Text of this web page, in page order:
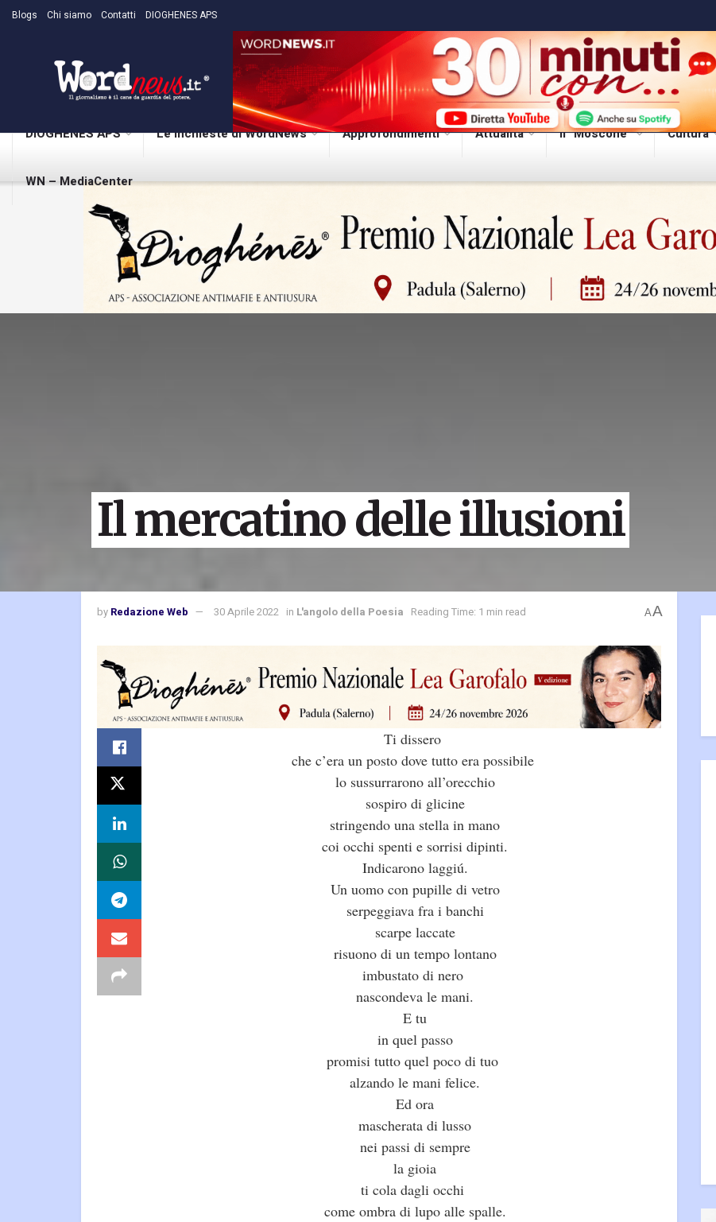
Blogs Chi siamo Contatti DIOGHENES APS
DIOGHENES APS Le inchieste di WordNews Approfondimenti Attualità Il “Moscone” Cultura
WN – MediaCenter
Il mercatino delle illusioni
by Redazione Web 30 Aprile 2022 in L'angolo della Poesia Reading Time: 1 min read AA
Ti dissero
che c’era un posto dove tutto era possibile
lo sussurrarono all’orecchio
sospiro di glicine
stringendo una stella in mano
coi occhi spenti e sorrisi dipinti.
Indicarono laggiú.
Un uomo con pupille di vetro
serpeggiava fra i banchi
scarpe laccate
risuono di un tempo lontano
imbustato di nero
nascondeva le mani.
E tu
in quel passo
promisi tutto quel poco di tuo
alzando le mani felice.
Ed ora
mascherata di lusso
nei passi di sempre
la gioia
ti cola dagli occhi
come ombra di lupo alle spalle.